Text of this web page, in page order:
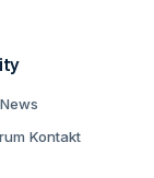
Kontakt